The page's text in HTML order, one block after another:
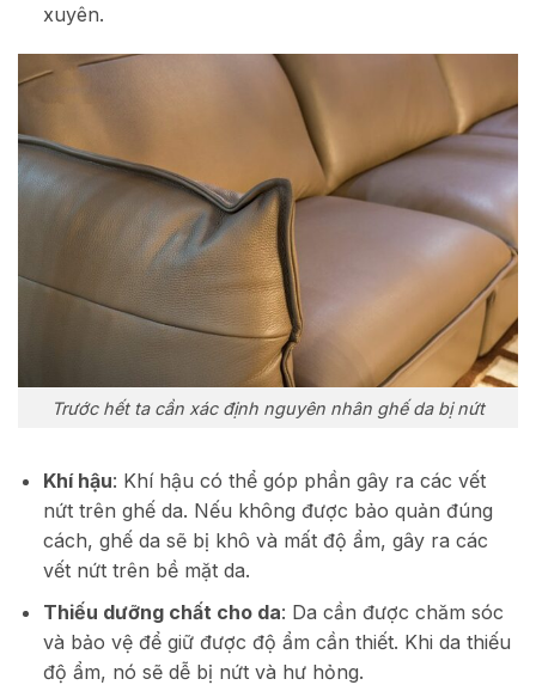
xuyên.
Trước hết ta cần xác định nguyên nhân ghế da bị nứt
Khí hậu: Khí hậu có thể góp phần gây ra các vết
nứt trên ghế da. Nếu không được bảo quản đúng
cách, ghế da sẽ bị khô và mất độ ẩm, gây ra các
vết nứt trên bề mặt da.
Thiếu dưỡng chất cho da: Da cần được chăm sóc
và bảo vệ để giữ được độ ẩm cần thiết. Khi da thiếu
độ ẩm, nó sẽ dễ bị nứt và hư hỏng.